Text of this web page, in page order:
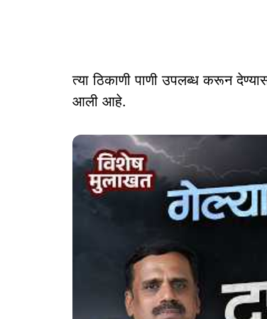
त्या ठिकाणी पाणी उपलब्ध करून
आली आहे.